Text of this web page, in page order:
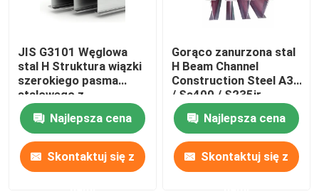
JIS G3101 Węglowa
stal H Struktura wiązki
szerokiego pasma
stalowego z
galwanizowanym
profilem W12 X 65
Najlepsza cena
Skontaktuj się z
Gorąco zanurzona stal
H Beam Channel
Construction Steel A36
/ Ss400 / S235jr
Najlepsza cena
Skontaktuj się z